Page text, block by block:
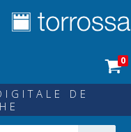
0
DE